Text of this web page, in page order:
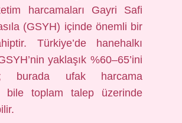
harcamaları Gayri Safi
(GSYH) içinde önemli bir
Türkiye’de hanehalkı
yaklaşık %60–65’ini
burada ufak harcama
bile toplam talep üzerinde